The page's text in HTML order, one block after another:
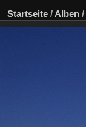
Startseite / Alben /